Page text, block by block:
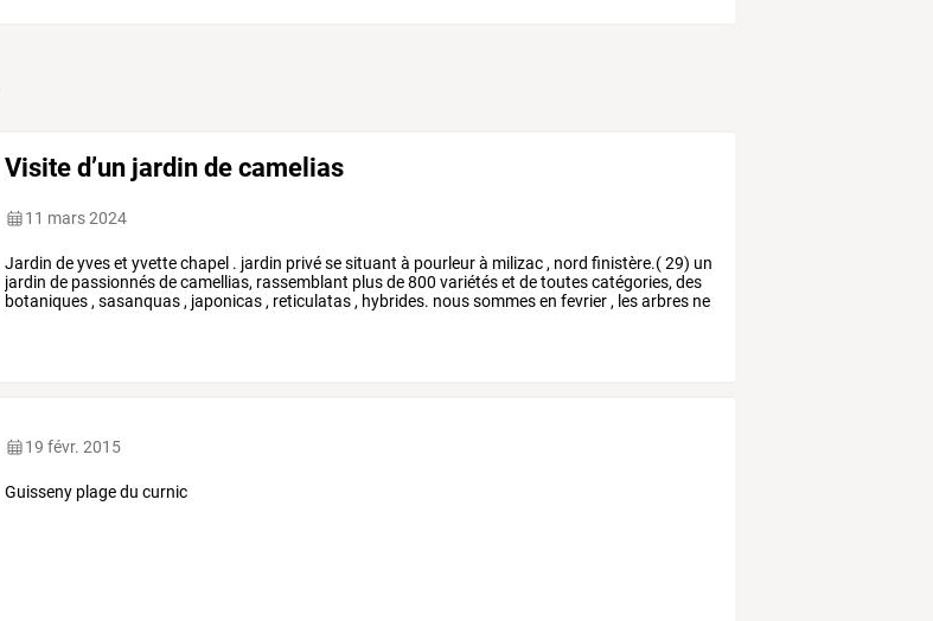
Visite d’un jardin de camelias
11 mars 2024
Jardin deyveset yvettechapel . jardin privésesituant à pourleurà milizac, nord finistère.(29) un
jardin de passionnésdecamellias, rassemblant plusde800 variétéset detoutescatégories,des
botaniques,sasanquas, japonicas, reticulatas, hybrides. noussommesen fevrier, lesarbres ne
19 févr. 2015
Guisseny plage du curnic